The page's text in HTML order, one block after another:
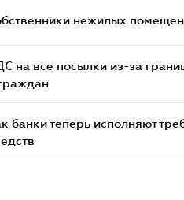
нежилых
на все посылки из-за
банки теперь исполняют